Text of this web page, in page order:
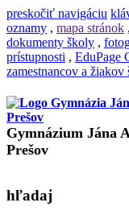
preskočiť navigáciu
oznamy , mapa stránok ,
dokumenty školy ,
prístupnosti , EduPage
zamestnancov a žiakov
Gymnázium Jána
Prešov
hľadaj